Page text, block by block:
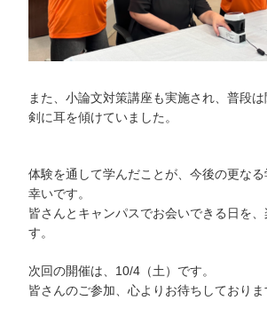
また、小論文対策講座も実施され、普段
剣に耳を傾けていました。
体験を通して学んだことが、今後の更な
幸いです。
皆さんとキャンパスでお会いできる日を
す。
次回の開催は、10/4（土）です。
皆さんのご参加、心よりお待ちしておりま